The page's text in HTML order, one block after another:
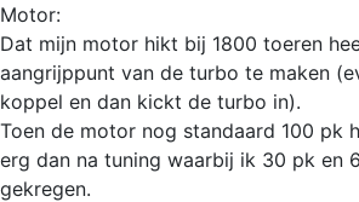
Motor:
Dat mijn motor hikt bij 1800 toeren
aangrijppunt van de turbo te maken
koppel en dan kickt de turbo in).
Toen de motor nog standaard 100 pk
erg dan na tuning waarbij ik 30 pk en
gekregen.